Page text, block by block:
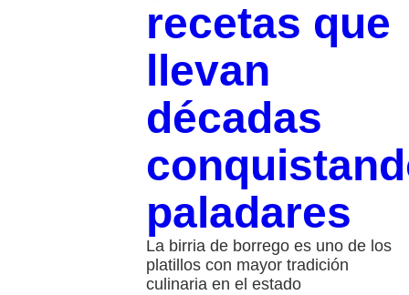
recetas que
llevan
décadas
paladares
La birria de borrego es uno de los
platillos con mayor tradición
culinaria en el estado